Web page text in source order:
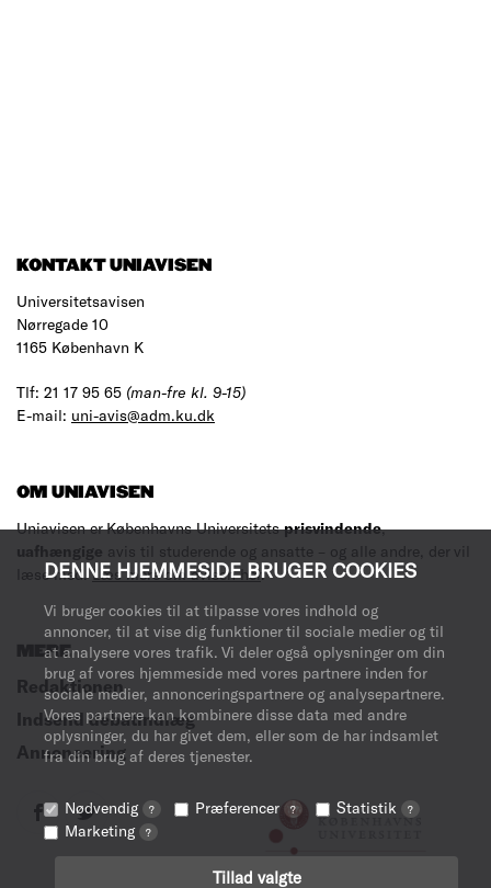
DENNE HJEMMESIDE BRUGER COOKIES
Vi bruger cookies til at tilpasse vores indhold og
annoncer, til at vise dig funktioner til sociale medier og til
at analysere vores trafik. Vi deler også oplysninger om din
brug af vores hjemmeside med vores partnere inden for
sociale medier, annonceringspartnere og analysepartnere.
Vores partnere kan kombinere disse data med andre
oplysninger, du har givet dem, eller som de har indsamlet
fra din brug af deres tjenester.
Nødvendig ? Præferencer ? Statistik ?
Marketing ?
Tillad valgte
KONTAKT UNIAVISEN
Universitetsavisen
Nørregade 10
1165 København K
Tlf: 21 17 95 65 (man-fre kl. 9-15)
E-mail: uni-avis@adm.ku.dk
OM UNIAVISEN
Uniavisen er Københavns Universitetsprisvindende,
uafhængige avis til studerende og ansatte – og alle andre, der vil
læse med.Læs mere om avisen her.
MERE
Redaktionen
Indsend debatindlæg
Annoncering